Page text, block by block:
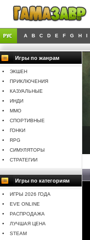
A B C D E F G H I
Игры по жанрам
ЭКШЕН
ПРИКЛЮЧЕНИЯ
КАЗУАЛЬНЫЕ
ИНДИ
MMO
СПОРТИВНЫЕ
ГОНКИ
RPG
СИМУЛЯТОРЫ
СТРАТЕГИИ
Игры по категориям
ИГРЫ 2026 ГОДА
EVE ONLINE
РАСПРОДАЖА
ЛУЧШАЯ ЦЕНА
STEAM